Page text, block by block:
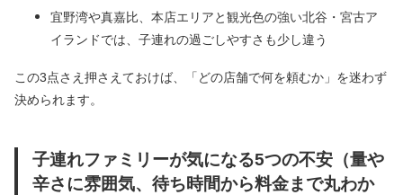
宜野湾や真嘉比、本店エリアと観光色の強い北谷・宮古ア
イランドでは、子連れの過ごしやすさも少し違う
この3点さえ押さえておけば、「どの店舗で何を頼むか」を迷わず
決められます。
子連れファミリーが気になる5つの不安（量や
辛さに雰囲気、待ち時間から料金まで丸わか